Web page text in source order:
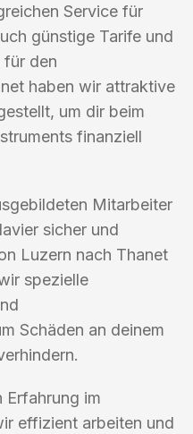
Service für
günstige Tarife und
für den
haben wir attraktive
um dir beim
finanziell
Mitarbeiter
sicher und
Luzern nach Thanet
spezielle
Schäden an deinem
Erfahrung im
effizient arbeiten und